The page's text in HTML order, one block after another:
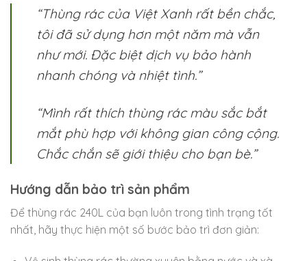
“Thùng rác của Việt Xanh rất bền chắc,
tôi đã sử dụng hơn một năm mà vẫn
như mới. Đặc biệt dịch vụ bảo hành
nhanh chóng và nhiệt tình.”
“Mình rất thích thùng rác màu sắc bắt
mắt phù hợp với không gian công cộng.
Chắc chắn sẽ giới thiệu cho bạn bè.”
Hướng dẫn bảo trì sản phẩm
Để thùng rác 240L của bạn luôn trong tình trạng tốt
nhất, hãy thực hiện một số bước bảo trì đơn giản: